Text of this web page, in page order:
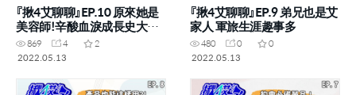
『揪4艾聊聊』EP.10 原來她是
美容師!辛酸血淚成長史大公
開 (何宜軒SM 朱美香CM 紀雲
宣DM 陳羽庭SM)
869 4
2
2022.05.13
『揪4艾聊聊』EP.9 弟兄也是艾
家人 軍旅生涯趣事多
480 0
0
2022.05.13